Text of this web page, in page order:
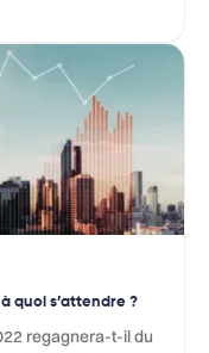
quoi s’attendre ?
regagnera-t-il du